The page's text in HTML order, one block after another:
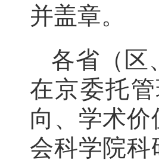
并盖章。
各省（区
在京委托
向、学术
会科学院